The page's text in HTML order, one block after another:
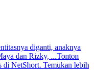
diganti, anaknya
dan Rizky, ...Tonton
di NetShort. Temukan lebih